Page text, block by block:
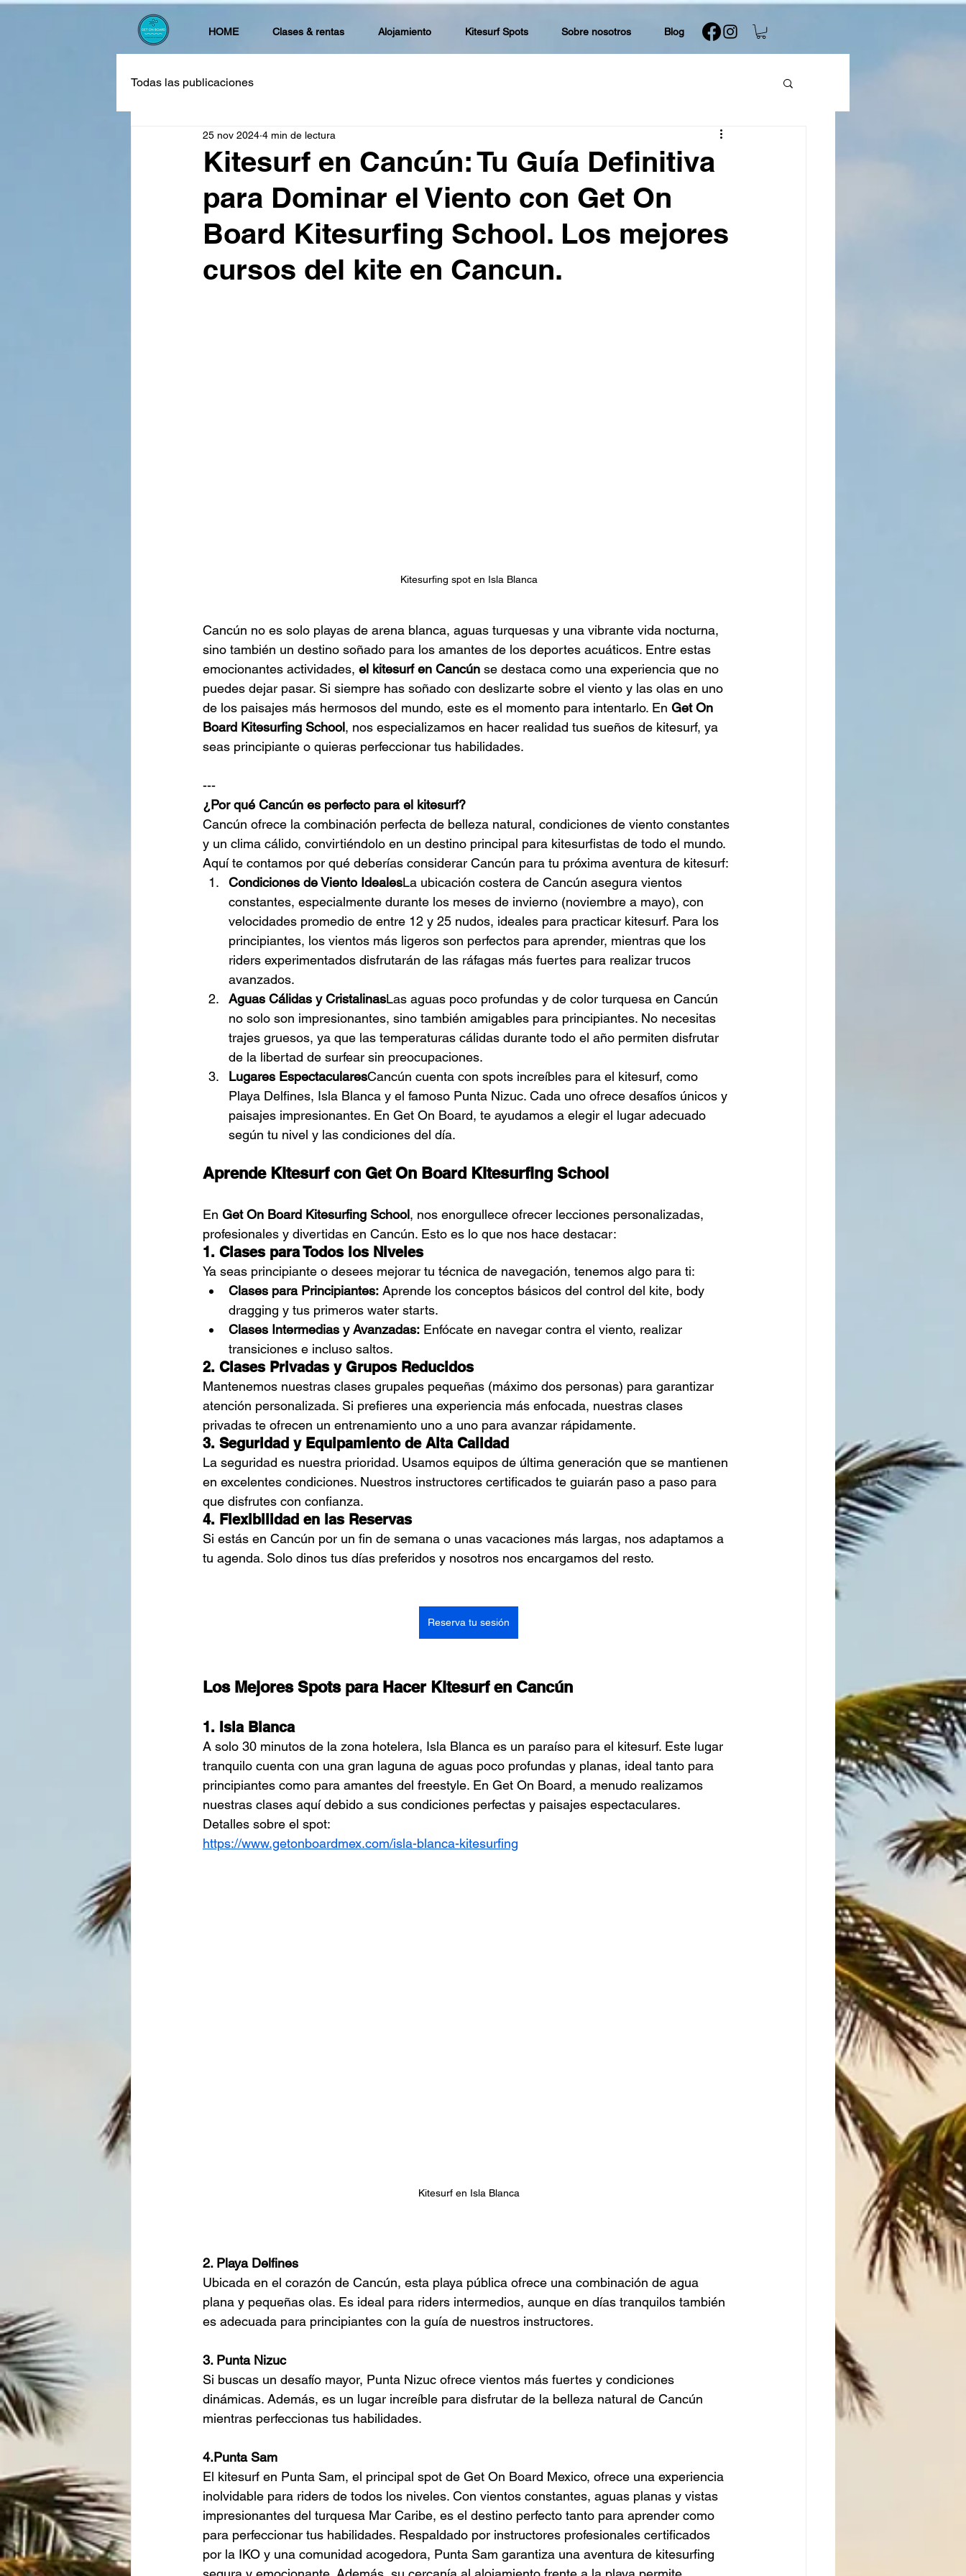
HOME Clases & rentas Alojamiento Kitesurf Spots Sobre nosotros Blog
Todas las publicaciones
Kitesurf en Cancún: Tu Guía Definitiva
para Dominar el Viento con Get On
Board Kitesurfing School. Los mejores
cursos del kite en Cancun.
25 nov 2024 4 min de lectura
Kitesurfing spot en Isla Blanca
Cancún no es solo playas de arena blanca, aguas turquesas y una vibrante vida nocturna,
sino también un destino soñado para los amantes de los deportes acuáticos. Entre estas
emocionantes actividades, el kitesurf en Cancún se destaca como una experiencia que no
puedes dejar pasar. Si siempre has soñado con deslizarte sobre el viento y las olas en uno
de los paisajes más hermosos del mundo, este es el momento para intentarlo. En Get On
Board Kitesurfing School, nos especializamos en hacer realidad tus sueños de kitesurf, ya
seas principiante o quieras perfeccionar tus habilidades.
---
¿Por qué Cancún es perfecto para el kitesurf?
Cancún ofrece la combinación perfecta de belleza natural, condiciones de viento constantes
y un clima cálido, convirtiéndolo en un destino principal para kitesurfistas de todo el mundo.
Aquí te contamos por qué deberías considerar Cancún para tu próxima aventura de kitesurf:
Condiciones de Viento IdealesLa ubicación costera de Cancún asegura vientos
constantes, especialmente durante los meses de invierno (noviembre a mayo), con
velocidades promedio de entre 12 y 25 nudos, ideales para practicar kitesurf. Para los
principiantes, los vientos más ligeros son perfectos para aprender, mientras que los
riders experimentados disfrutarán de las ráfagas más fuertes para realizar trucos
avanzados.
Aguas Cálidas y CristalinasLas aguas poco profundas y de color turquesa en Cancún
no solo son impresionantes, sino también amigables para principiantes. No necesitas
trajes gruesos, ya que las temperaturas cálidas durante todo el año permiten disfrutar
de la libertad de surfear sin preocupaciones.
Lugares EspectacularesCancún cuenta con spots increíbles para el kitesurf, como
Playa Delfines, Isla Blanca y el famoso Punta Nizuc. Cada uno ofrece desafíos únicos y
paisajes impresionantes. En Get On Board, te ayudamos a elegir el lugar adecuado
según tu nivel y las condiciones del día.
Aprende Kitesurf con Get On Board Kitesurfing School
En Get On Board Kitesurfing School, nos enorgullece ofrecer lecciones personalizadas,
profesionales y divertidas en Cancún. Esto es lo que nos hace destacar:
1. Clases para Todos los Niveles
Ya seas principiante o desees mejorar tu técnica de navegación, tenemos algo para ti:
Clases para Principiantes: Aprende los conceptos básicos del control del kite, body
dragging y tus primeros water starts.
Clases Intermedias y Avanzadas: Enfócate en navegar contra el viento, realizar
transiciones e incluso saltos.
2. Clases Privadas y Grupos Reducidos
Mantenemos nuestras clases grupales pequeñas (máximo dos personas) para garantizar
atención personalizada. Si prefieres una experiencia más enfocada, nuestras clases
privadas te ofrecen un entrenamiento uno a uno para avanzar rápidamente.
3. Seguridad y Equipamiento de Alta Calidad
La seguridad es nuestra prioridad. Usamos equipos de última generación que se mantienen
en excelentes condiciones. Nuestros instructores certificados te guiarán paso a paso para
que disfrutes con confianza.
4. Flexibilidad en las Reservas
Si estás en Cancún por un fin de semana o unas vacaciones más largas, nos adaptamos a
tu agenda. Solo dinos tus días preferidos y nosotros nos encargamos del resto.
Reserva tu sesión
Los Mejores Spots para Hacer Kitesurf en Cancún
1. Isla Blanca
A solo 30 minutos de la zona hotelera, Isla Blanca es un paraíso para el kitesurf. Este lugar
tranquilo cuenta con una gran laguna de aguas poco profundas y planas, ideal tanto para
principiantes como para amantes del freestyle. En Get On Board, a menudo realizamos
nuestras clases aquí debido a sus condiciones perfectas y paisajes espectaculares.
Detalles sobre el spot:
https://www.getonboardmex.com/isla-blanca-kitesurfing
Kitesurf en Isla Blanca
2. Playa Delfines
Ubicada en el corazón de Cancún, esta playa pública ofrece una combinación de agua
plana y pequeñas olas. Es ideal para riders intermedios, aunque en días tranquilos también
es adecuada para principiantes con la guía de nuestros instructores.
3. Punta Nizuc
Si buscas un desafío mayor, Punta Nizuc ofrece vientos más fuertes y condiciones
dinámicas. Además, es un lugar increíble para disfrutar de la belleza natural de Cancún
mientras perfeccionas tus habilidades.
4.Punta Sam
El kitesurf en Punta Sam, el principal spot de Get On Board Mexico, ofrece una experiencia
inolvidable para riders de todos los niveles. Con vientos constantes, aguas planas y vistas
impresionantes del turquesa Mar Caribe, es el destino perfecto tanto para aprender como
para perfeccionar tus habilidades. Respaldado por instructores profesionales certificados
por la IKO y una comunidad acogedora, Punta Sam garantiza una aventura de kitesurfing